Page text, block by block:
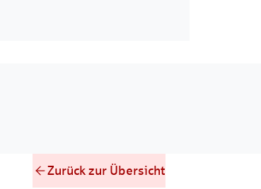
Zurück zur Übersicht